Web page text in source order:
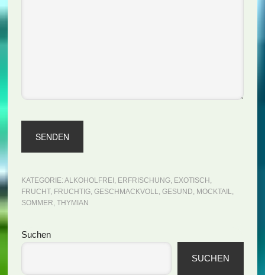
KATEGORIE: ALKOHOLFREI , ERFRISCHUNG, EXOTISCH ,
FRUCHT, FRUCHTIG, GESCHMACKVOLL, GESUND, MOCKTAIL,
SOMMER, THYMIAN
Seitenspalte
Suchen
SUCHEN